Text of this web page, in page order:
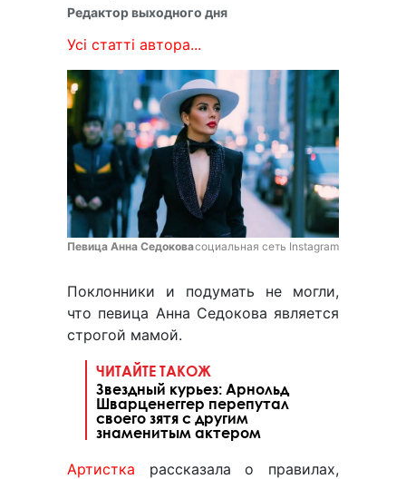
Редактор выходного дня
Усі статті автора...
Певица Анна Седоковасоциальная сеть Instagram
Поклонники и подумать не могли,
что певица Анна Седокова является
строгой мамой.
ЧИТАЙТЕ ТАКОЖ
Звездный курьез: Арнольд
Шварценеггер перепутал
своего зятя с другим
знаменитым актером
Артистка рассказала о правилах,